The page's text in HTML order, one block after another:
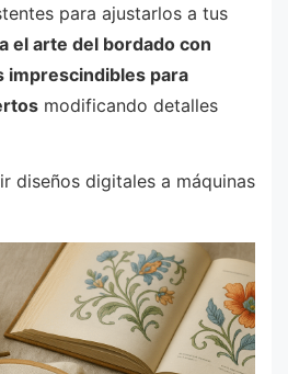
para ajustarlos a tus
el arte del bordado con
imprescindibles para
modificando detalles
diseños digitales a máquinas